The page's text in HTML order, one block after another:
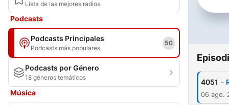
Lista de las mejores radios
Podcasts
Podcasts Principales
Podcasts más populares
50
Podcasts por Género
18 géneros temáticos
Música
4051 -
06 ago.